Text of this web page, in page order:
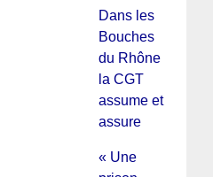
Dans les
Bouches
du Rhône
la CGT
assume et
assure
« Une